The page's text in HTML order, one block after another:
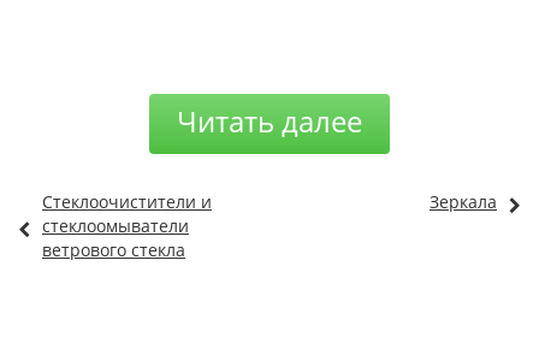
Читать далее
Стеклоочистители и
стеклоомыватели
ветрового стекла
Зеркала